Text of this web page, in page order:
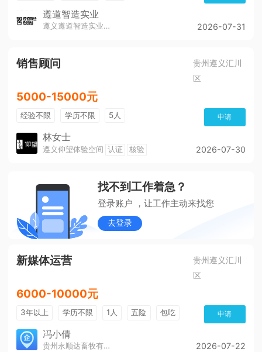
遵道智造实业
遵义遵道智造实业有限公司 2026-07-31
销售顾问
贵州遵义汇川
区
5000-15000元
经验不限 学历不限 5人 申请
林女士
遵义仰望体验空间 认证 核验 2026-07-30
找不到工作着急？
登录账户 ，让工作主动来找您
去登录
新媒体运营
贵州遵义汇川
区
6000-10000元
3年以上 学历不限 1人 五险 包吃 申请
冯小倩
贵州永顺达畜牧有限公司 2026-07-22